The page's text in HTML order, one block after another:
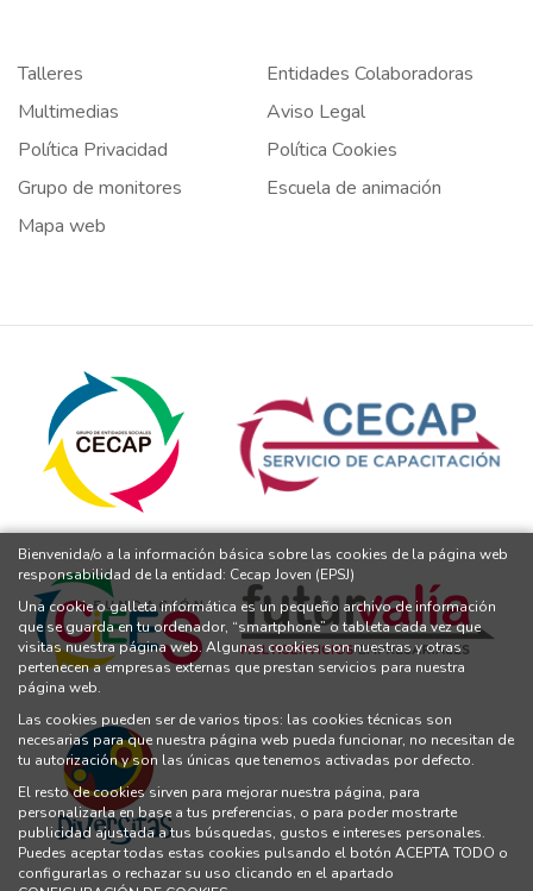
Talleres
Entidades Colaboradoras
Multimedias
Aviso Legal
Política Privacidad
Política Cookies
Grupo de monitores
Escuela de animación
Mapa web
Bienvenida/o a la información básica sobre las cookies de la página web
responsabilidad de la entidad: Cecap Joven (EPSJ)
Una cookie o galleta informática es un pequeño archivo de información
que se guarda en tu ordenador, “smartphone” o tableta cada vez que
visitas nuestra página web. Algunas cookies son nuestras y otras
pertenecen a empresas externas que prestan servicios para nuestra
página web.
Las cookies pueden ser de varios tipos: las cookies técnicas son
necesarias para que nuestra página web pueda funcionar, no necesitan de
tu autorización y son las únicas que tenemos activadas por defecto.
El resto de cookies sirven para mejorar nuestra página, para
personalizarla en base a tus preferencias, o para poder mostrarte
publicidad ajustada a tus búsquedas, gustos e intereses personales.
Puedes aceptar todas estas cookies pulsando el botón ACEPTA TODO o
configurarlas o rechazar su uso clicando en el apartado